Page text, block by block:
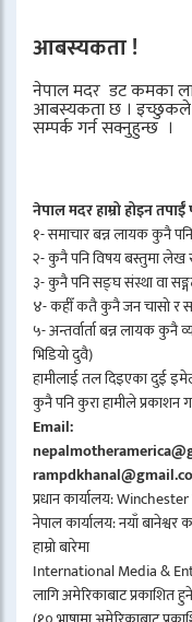
आबस्यकता !
नेपाल मदर डट कमका
आबस्यकता छ । इच्छुकले
सम्पर्क गर्न सक्नुहुन्छ ।
नेपाल मदर हाम्रो होइन
१- समाचार बन्न लायक कुनै
२- कुनै पनि विषय बस्तुमा लेख
३- कुनै पनि सङ्घ संस्था वा
४- कहीँ कतै कुनै जन चासो र
५- अन्तर्वार्ता बन्न लायक कुनै
भिडियो दुवै)
हामीलाई तल दिइएका दुई
कुनै पनि कुरा हामीले प्रकाशन
Email:
प्रधान कार्यालय:
नेपाल कार्यालय: नयाँ बानेश्वर
हाम्रो बारेमा
International Media &
लागि अमेरिकाबाट प्रकाशित